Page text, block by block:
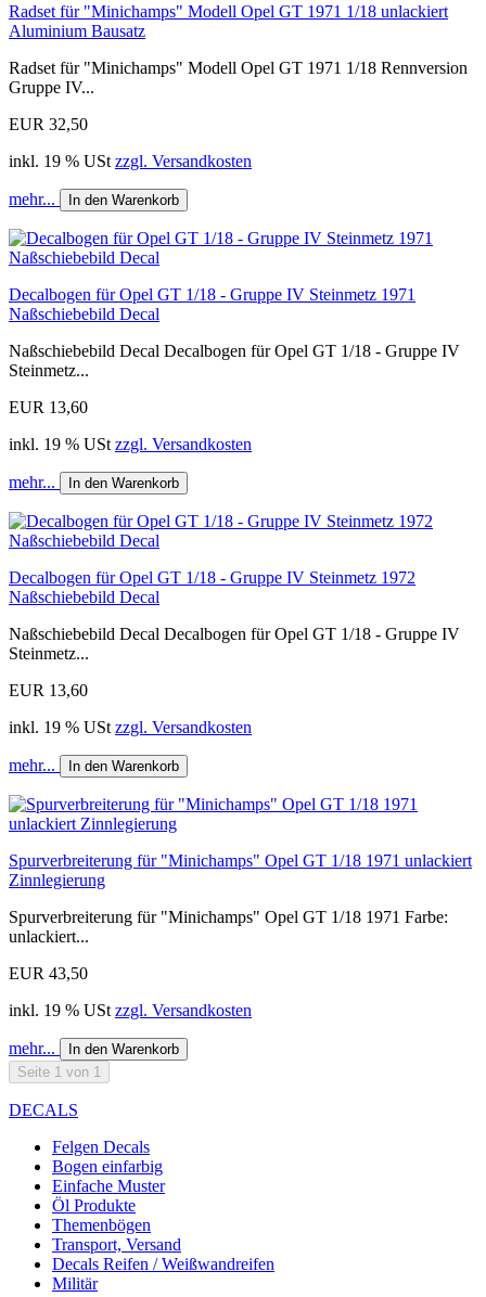
Radset für "Minichamps" Modell Opel GT 1971 1/18 unlackiert
Aluminium Bausatz
Radset für "Minichamps" Modell Opel GT 1971 1/18 Rennversion
Gruppe IV...
EUR 32,50
inkl. 19 % USt zzgl. Versandkosten
mehr... In den Warenkorb
Decalbogen für Opel GT 1/18 - Gruppe IV Steinmetz 1971
Naßschiebebild Decal
Naßschiebebild Decal Decalbogen für Opel GT 1/18 - Gruppe IV
Steinmetz...
EUR 13,60
inkl. 19 % USt zzgl. Versandkosten
mehr... In den Warenkorb
Decalbogen für Opel GT 1/18 - Gruppe IV Steinmetz 1972
Naßschiebebild Decal
Naßschiebebild Decal Decalbogen für Opel GT 1/18 - Gruppe IV
Steinmetz...
EUR 13,60
inkl. 19 % USt zzgl. Versandkosten
mehr... In den Warenkorb
Spurverbreiterung für "Minichamps" Opel GT 1/18 1971 unlackiert
Zinnlegierung
Spurverbreiterung für "Minichamps" Opel GT 1/18 1971 Farbe:
unlackiert...
EUR 43,50
inkl. 19 % USt zzgl. Versandkosten
mehr...
In den Warenkorb
Seite 1 von 1
DECALS
Felgen Decals
Bogen einfarbig
Einfache Muster
Öl Produkte
Themenbögen
Transport, Versand
Decals Reifen / Weißwandreifen
Militär